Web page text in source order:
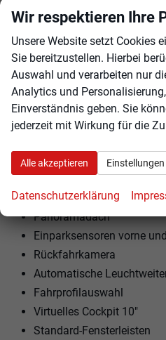
Front Assist - mit
drohender Kollision mit
Radfahrern
Parkticket-Halter an der
Vorbereitung für Škoda
Einton-Sirene
Alarmanlage
Matrix-LED-Scheinwerfer
KESSY - schlüsselloses
Panoramadach
Einparksensoren vorne
Rückfahrkamera
Automatische
Fahrprofilauswahl
Virtuelles Cockpit 10"
Standard-Fensterleisten
Wir respektieren Ihre
Unsere Website setzt Cookies
Sie bereitzustellen. Hierbei
Auswahl und verarbeiten nur
Analytics und
Einverständnis geben. Sie
jederzeit mit Wirkung für die
Alle akzeptieren Einstellungen
Datenschutzerklärung